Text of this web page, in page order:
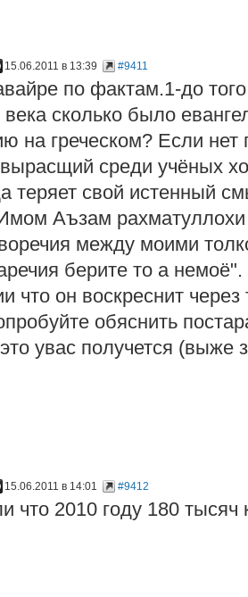
15.06.2011 в 13:39 #9411
по фактам.1-до
века сколько было
на греческом? Если нет
среди учёных
теряет свой истенный
Аъзам
между моими
берите то а
что он воскреснит
обяснить
увас получется (выже
15.06.2011 в 14:01 #9412
что 2010 году 180 тысяч